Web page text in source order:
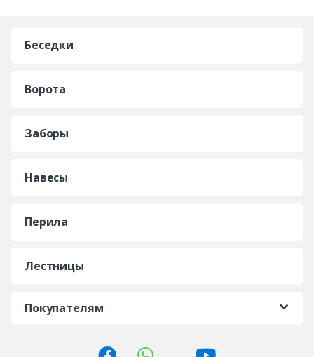
Беседки
Ворота
Заборы
Навесы
Перила
Лестницы
Покупателям